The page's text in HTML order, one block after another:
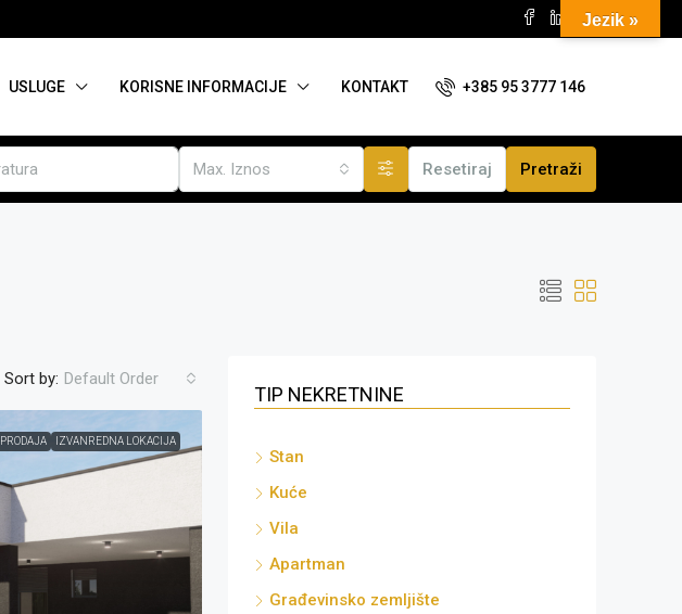
USLUGE KORISNE INFORMACIJE KONTAKT +385 95 3777 146
Max. Iznos Resetiraj Pretraži
Sort by: Default Order
PRODAJA IZVANREDNA LOKACIJA
TIP NEKRETNINE
Stan
Kuće
Vila
Apartman
Građevinsko zemljište
Jezik »